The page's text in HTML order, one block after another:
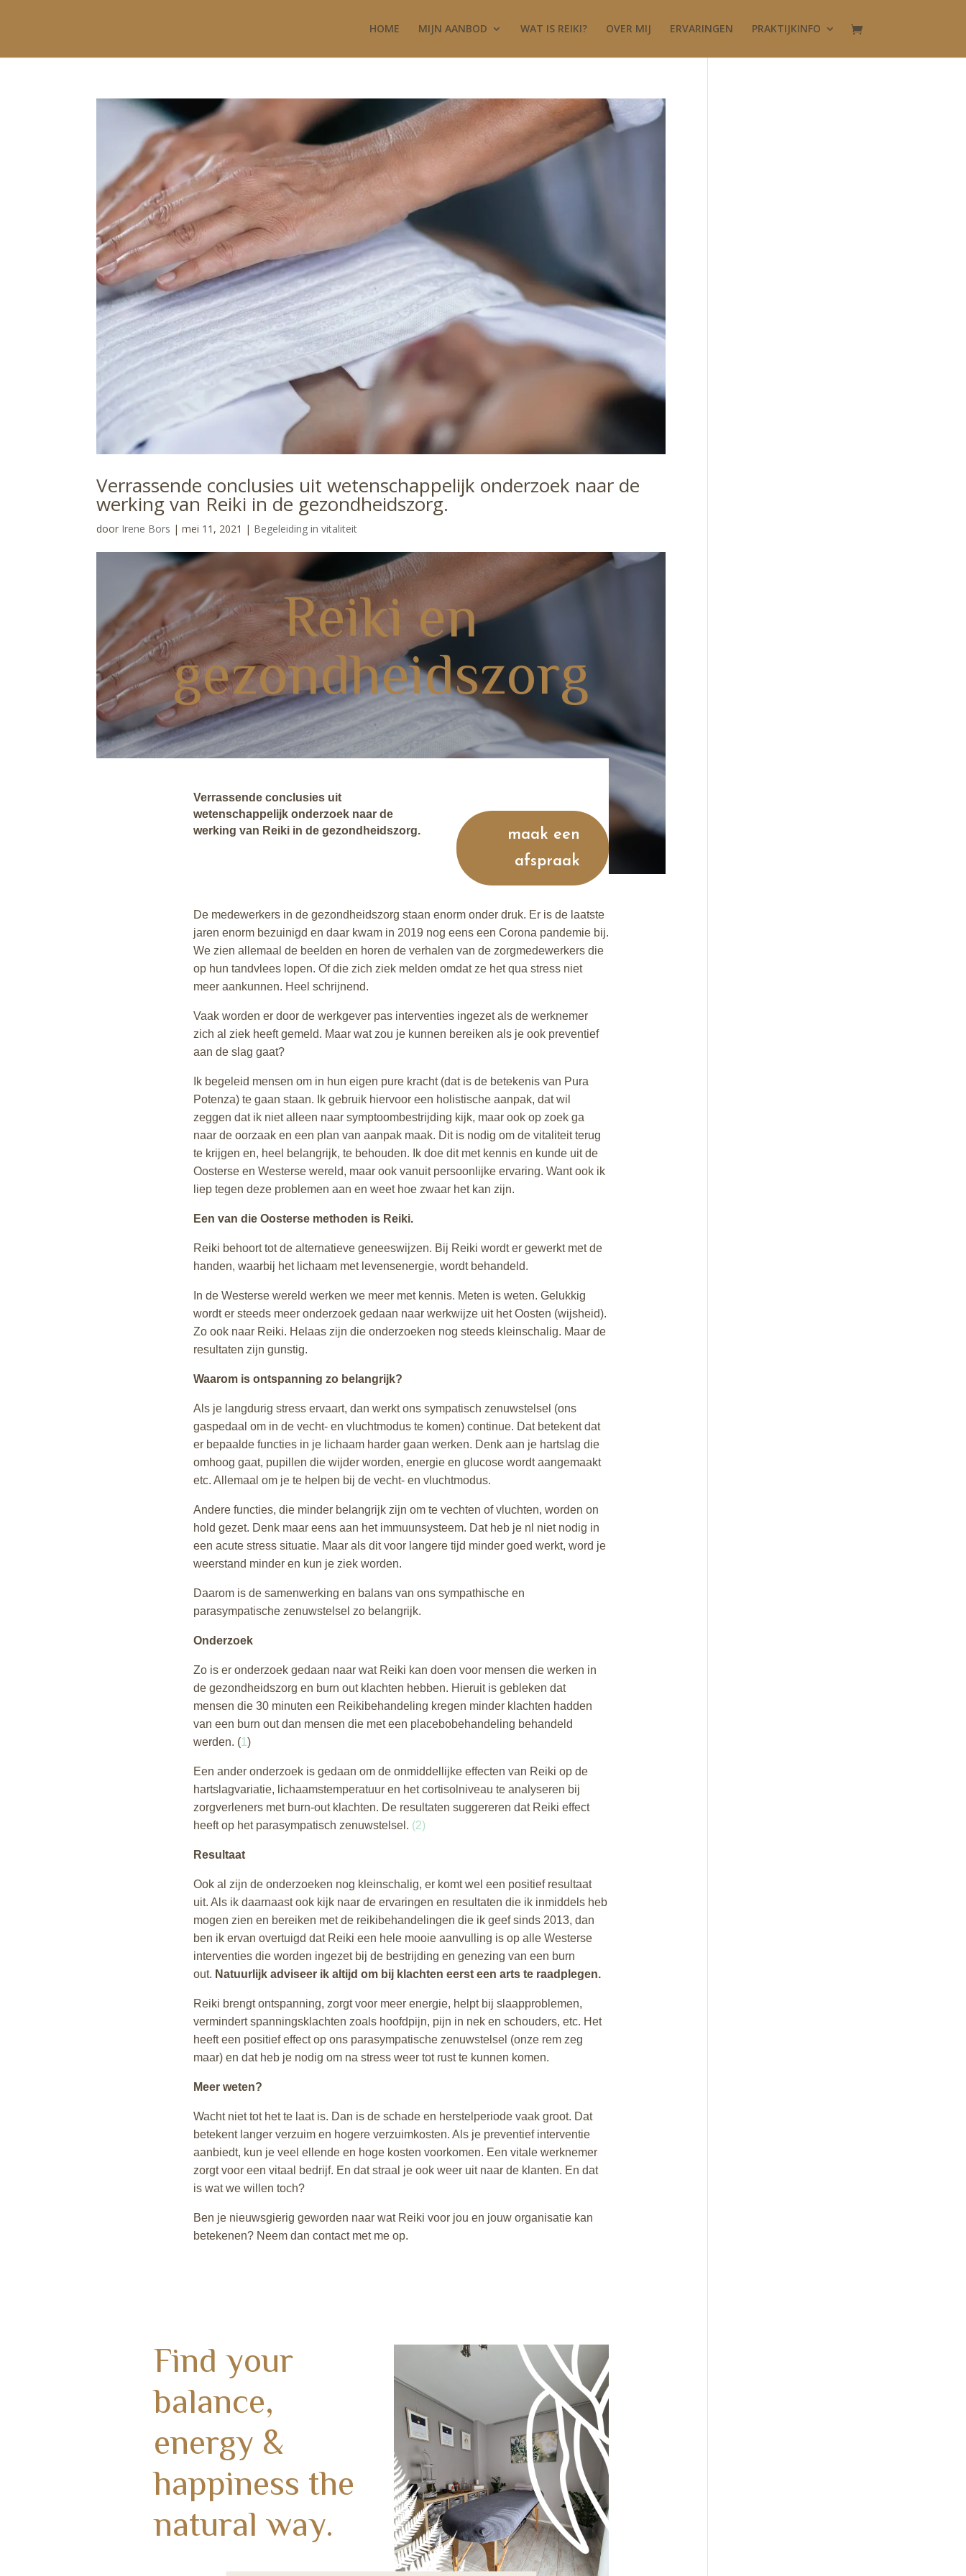
HOME MIJN AANBOD WAT IS REIKI? OVER MIJ ERVARINGEN PRAKTIJKINFO
Verrassende conclusies uit wetenschappelijk onderzoek naar de
werking van Reiki in de gezondheidszorg.
door Irene Bors |mei 11, 2021 | Begeleiding in vitaliteit
Reiki en
gezondheidszorg
Verrassende conclusies uit
wetenschappelijk onderzoek naar de
werking van Reiki in de gezondheidszorg.
maak een
afspraak
De medewerkers in de gezondheidszorg staan enorm onder druk. Er is de laatste
jaren enorm bezuinigd en daar kwam in 2019 nog eens een Corona pandemie bij.
We zien allemaal de beelden en horen de verhalen van de zorgmedewerkers die
op hun tandvlees lopen. Of die zich ziek melden omdat ze het qua stress niet
meer aankunnen. Heel schrijnend.
Vaak worden er door de werkgever pas interventies ingezet als de werknemer
zich al ziek heeft gemeld. Maar wat zou je kunnen bereiken als je ook preventief
aan de slag gaat?
Ik begeleid mensen om in hun eigen pure kracht (dat is de betekenis van Pura
Potenza) te gaan staan. Ik gebruik hiervoor een holistische aanpak, dat wil
zeggen dat ik niet alleen naar symptoombestrijding kijk, maar ook op zoek ga
naar de oorzaak en een plan van aanpak maak. Dit is nodig om de vitaliteit terug
te krijgen en, heel belangrijk, te behouden. Ik doe dit met kennis en kunde uit de
Oosterse en Westerse wereld, maar ook vanuit persoonlijke ervaring. Want ook ik
liep tegen deze problemen aan en weet hoe zwaar het kan zijn.
Een van die Oosterse methoden is Reiki.
Reiki behoort tot de alternatieve geneeswijzen. Bij Reiki wordt er gewerkt met de
handen, waarbij het lichaam met levensenergie, wordt behandeld.
In de Westerse wereld werken we meer met kennis. Meten is weten. Gelukkig
wordt er steeds meer onderzoek gedaan naar werkwijze uit het Oosten (wijsheid).
Zo ook naar Reiki. Helaas zijn die onderzoeken nog steeds kleinschalig. Maar de
resultaten zijn gunstig.
Waarom is ontspanning zo belangrijk?
Als je langdurig stress ervaart, dan werkt ons sympatisch zenuwstelsel (ons
gaspedaal om in de vecht- en vluchtmodus te komen) continue. Dat betekent dat
er bepaalde functies in je lichaam harder gaan werken. Denk aan je hartslag die
omhoog gaat, pupillen die wijder worden, energie en glucose wordt aangemaakt
etc. Allemaal om je te helpen bij de vecht- en vluchtmodus.
Andere functies, die minder belangrijk zijn om te vechten of vluchten, worden on
hold gezet. Denk maar eens aan het immuunsysteem. Dat heb je nl niet nodig in
een acute stress situatie. Maar als dit voor langere tijd minder goed werkt, word je
weerstand minder en kun je ziek worden.
Daarom is de samenwerking en balans van ons sympathische en
parasympatische zenuwstelsel zo belangrijk.
Onderzoek
Zo is er onderzoek gedaan naar wat Reiki kan doen voor mensen die werken in
de gezondheidszorg en burn out klachten hebben. Hieruit is gebleken dat
mensen die 30 minuten een Reikibehandeling kregen minder klachten hadden
van een burn out dan mensen die met een placebobehandeling behandeld
werden. (1 )
Een ander onderzoek is gedaan om de onmiddellijke effecten van Reiki op de
hartslagvariatie, lichaamstemperatuur en het cortisolniveau te analyseren bij
zorgverleners met burn-out klachten. De resultaten suggereren dat Reiki effect
heeft op het parasympatisch zenuwstelsel. (2)
Resultaat
Ook al zijn de onderzoeken nog kleinschalig, er komt wel een positief resultaat
uit. Als ik daarnaast ook kijk naar de ervaringen en resultaten die ik inmiddels heb
mogen zien en bereiken met de reikibehandelingen die ik geef sinds 2013, dan
ben ik ervan overtuigd dat Reiki een hele mooie aanvulling is op alle Westerse
interventies die worden ingezet bij de bestrijding en genezing van een burn
out. Natuurlijk adviseer ik altijd om bij klachten eerst een arts te raadplegen.
Reiki brengt ontspanning, zorgt voor meer energie, helpt bij slaapproblemen,
vermindert spanningsklachten zoals hoofdpijn, pijn in nek en schouders, etc. Het
heeft een positief effect op ons parasympatische zenuwstelsel (onze rem zeg
maar) en dat heb je nodig om na stress weer tot rust te kunnen komen.
Meer weten?
Wacht niet tot het te laat is. Dan is de schade en herstelperiode vaak groot. Dat
betekent langer verzuim en hogere verzuimkosten. Als je preventief interventie
aanbiedt, kun je veel ellende en hoge kosten voorkomen. Een vitale werknemer
zorgt voor een vitaal bedrijf. En dat straal je ook weer uit naar de klanten. En dat
is wat we willen toch?
Ben je nieuwsgierig geworden naar wat Reiki voor jou en jouw organisatie kan
betekenen? Neem dan contact met me op.
Find your
balance,
energy &
happiness the
natural way.